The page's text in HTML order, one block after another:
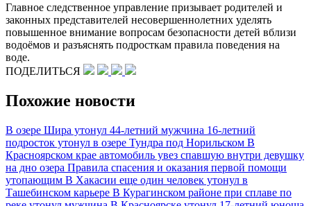
Главное следственное управление призывает родителей и
законных представителей несовершеннолетних уделять
повышенное внимание вопросам безопасности детей вблизи
водоёмов и разъяснять подросткам правила поведения на
воде.
ПОДЕЛИТЬСЯ
Похожие новости
В озере Шира утонул 44-летний мужчина 16-летний
подросток утонул в озере Тундра под Норильском В
Красноярском крае автомобиль увез спавшую внутри девушку
на дно озера Правила спасения и оказания первой помощи
утопающим В Хакасии еще один человек утонул в
Ташебинском карьере В Курагинском районе при сплаве по